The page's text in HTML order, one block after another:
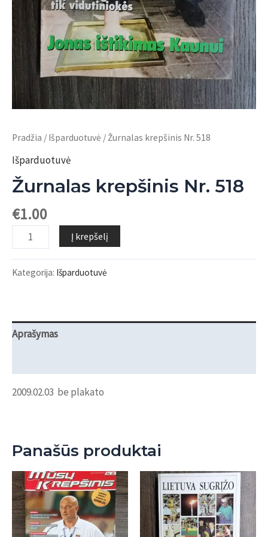
Pradžia / Išparduotuvė / Žurnalas krepšinis Nr. 518
Išparduotuvė
Žurnalas krepšinis Nr. 518
€1.00
produkto
kiekis:
krepšinis
Į krepšelį
Kategorija: Išparduotuvė
Aprašymas
2009.02.03 be plakato
Panašūs produktai